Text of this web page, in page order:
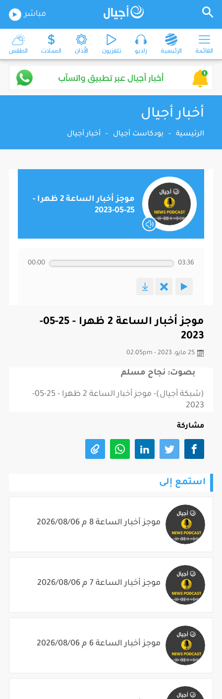
مباشر
القائمة الرئيسية راديو تلفزيون الأذان العملات الطقس
أخبار أجيال
الرئيسية - بودكاست أجيال - أخبار أجيال
موجز أخبار الساعة 2 ظهرا -
25-05-2023
00:00 03:36
موجز أخبار الساعة 2 ظهرا - 25-05-
2023
25 مايو، 2023 - 02:05pm
بصوت: نجاح مسلم
(شبكة أجيال)- موجز أخبار الساعة 2 ظهرا - 25-05-
2023
مشاركة
استمع إلى
موجز أخبار الساعة 8 م 2026/08/06
موجز أخبار الساعة 7 م 2026/08/06
موجز أخبار الساعة 6 م 2026/08/06